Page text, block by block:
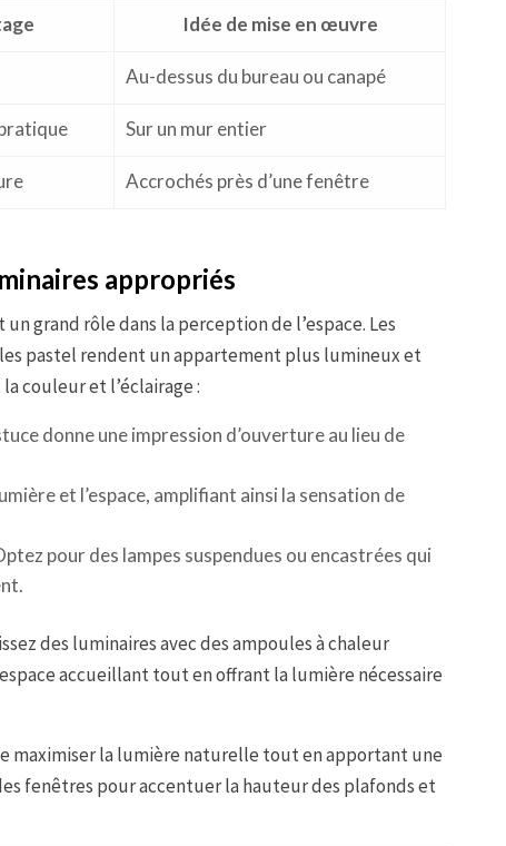
Idée de mise en œuvre
Au-dessus du bureau ou canapé
Sur un mur entier
Accrochés près d’une fenêtre
appropriés
grand rôle dans la perception de l’espace. Les
pastel rendent un appartement plus lumineux et
couleur et l’éclairage :
donne une impression d’ouverture au lieu de
et l’espace, amplifiant ainsi la sensation de
pour des lampes suspendues ou encastrées qui
des luminaires avec des ampoules à chaleur
accueillant tout en offrant la lumière nécessaire
maximiser la lumière naturelle tout en apportant une
fenêtres pour accentuer la hauteur des plafonds et